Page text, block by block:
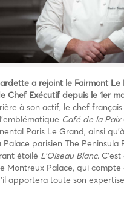
a rejoint le Fairmont Le
Chef Exécutif depuis le 1er
à son actif, le chef
Café de la Paix
Paris Le Grand, ainsi
Palace parisien The Peninsula
étoilé L’Oiseau Blanc.
Montreux Palace, qui
apportera toute son